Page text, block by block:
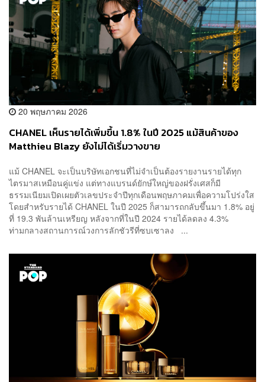
20 พฤษภาคม 2026
CHANEL เห็นรายได้เพิ่มขึ้น 1.8% ในปี 2025 แม้สินค้าของ
Matthieu Blazy ยังไม่ได้เริ่มวางขาย
แม้ CHANEL จะเป็นบริษัทเอกชนที่ไม่จำเป็นต้องรายงานรายได้ทุก
ไตรมาสเหมือนคู่แข่ง แต่ทางแบรนด์ยักษ์ใหญ่ของฝรั่งเศสก็มี
ธรรมเนียมเปิดเผยตัวเลขประจำปีทุกเดือนพฤษภาคมเพื่อความโปร่งใส
โดยสำหรับรายได้ CHANEL ในปี 2025 ก็สามารถกลับขึ้นมา 1.8% อยู่
ที่ 19.3 พันล้านเหรียญ หลังจากที่ในปี 2024 รายได้ลดลง 4.3%
ท่ามกลางสถานการณ์วงการลักชัวรีที่ซบเซาลง ...